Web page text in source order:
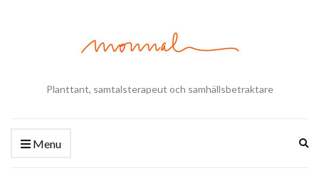
Planttant, samtalsterapeut och samhällsbetraktare
Menu